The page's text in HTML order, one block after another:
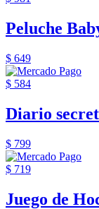
Peluche
$ 649
$ 584
Diario
$ 799
$ 719
Juego de